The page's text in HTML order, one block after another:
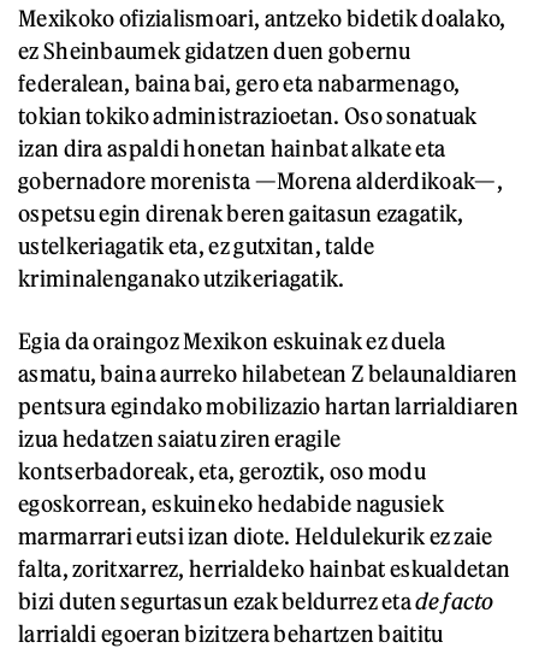
Mexikoko ofizialismoari, antzeko bidetik doalako,
ez Sheinbaumek gidatzen duen gobernu
federalean, baina bai, gero eta nabarmenago,
tokian tokiko administrazioetan. Oso sonatuak
izan dira aspaldi honetan hainbat alkate eta
gobernadore morenista —Morena alderdikoak—,
ospetsu egin direnak beren gaitasun ezagatik,
ustelkeriagatik eta, ez gutxitan, talde
kriminalenganako utzikeriagatik.
Egia da oraingoz Mexikon eskuinak ez duela
asmatu, baina aurreko hilabetean Z belaunaldiaren
pentsura egindako mobilizazio hartan larrialdiaren
izua hedatzen saiatu ziren eragile
kontserbadoreak, eta, geroztik, oso modu
egoskorrean, eskuineko hedabide nagusiek
marmarrari eutsi izan diote. Heldulekurik ez zaie
falta, zoritxarrez, herrialdeko hainbat eskualdetan
bizi duten segurtasun ezak beldurrez etade facto
larrialdi egoeran bizitzera behartzen baititu